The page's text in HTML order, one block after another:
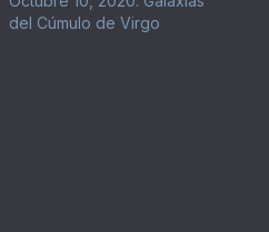
del Cúmulo de Virgo